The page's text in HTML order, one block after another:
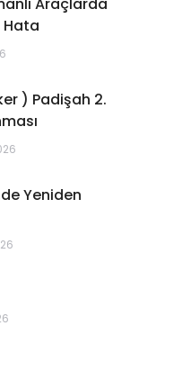
Hata
) Padişah 2.
Yeniden